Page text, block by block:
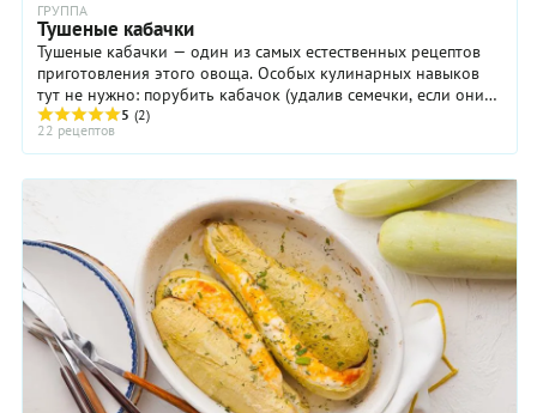
ГРУППА
Тушеные кабачки
Тушеные кабачки — один из самых естественных рецептов
приготовления этого овоща. Особых кулинарных навыков
тут не нужно: порубить кабачок (удалив семечки, если они
крупные и твердые), а также перцы, ...
5 (2)
22 рецептов